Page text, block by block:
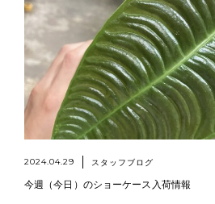
2024.04.29 スタッフブログ
今週（今日）のショーケース入荷情報